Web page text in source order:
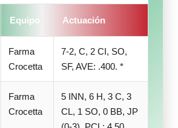
Equipo Actuación
Farma
Crocetta
7-2, C, 2 CI, SO,
SF, AVE: .400. *
Farma
Crocetta
5 INN, 6 H, 3 C, 3
CL, 1 SO, 0 BB, JP